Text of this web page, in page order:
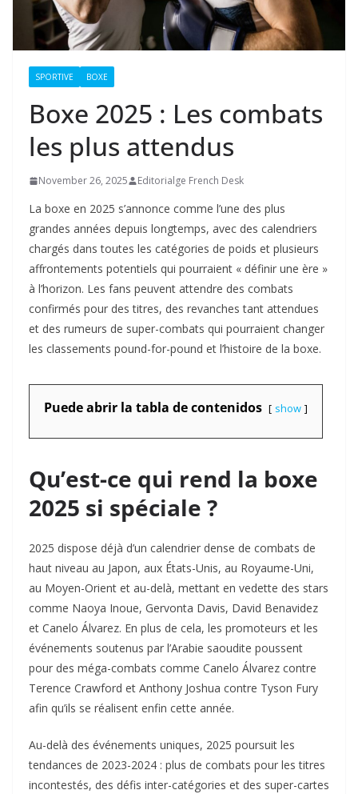
SPORTIVE BOXE
Boxe 2025 : Les combats
les plus attendus
November 26, 2025 Editorialge French Desk
La boxe en 2025 s’annonce comme l’une des plus
grandes années depuis longtemps, avec des calendriers
chargés dans toutes les catégories de poids et plusieurs
affrontements potentiels qui pourraient « définir une ère »
à l’horizon. Les fans peuvent attendre des combats
confirmés pour des titres, des revanches tant attendues
et des rumeurs de super-combats qui pourraient changer
les classements pound-for-pound et l’histoire de la boxe.
Puede abrir la tabla de contenidos show
Qu’est-ce qui rend la boxe
2025 si spéciale ?
2025 dispose déjà d’un calendrier dense de combats de
haut niveau au Japon, aux États-Unis, au Royaume-Uni,
au Moyen-Orient et au-delà, mettant en vedette des stars
comme Naoya Inoue, Gervonta Davis, David Benavidez
et Canelo Álvarez. En plus de cela, les promoteurs et les
événements soutenus par l’Arabie saoudite poussent
pour des méga-combats comme Canelo Álvarez contre
Terence Crawford et Anthony Joshua contre Tyson Fury
afin qu’ils se réalisent enfin cette année.
Au-delà des événements uniques, 2025 poursuit les
tendances de 2023-2024 : plus de combats pour les titres
incontestés, des défis inter-catégories et des super-cartes